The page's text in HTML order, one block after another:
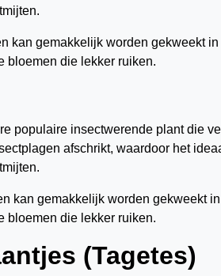
kan gemakkelijk worden gekweekt
bloemen die lekker ruiken.
populaire insectwerende plant die
afschrikt, waardoor het
kan gemakkelijk worden gekweekt
bloemen die lekker ruiken.
(Tagetes)